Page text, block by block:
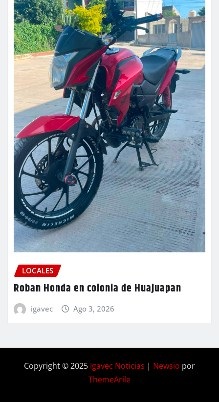
LOCALES
Roban Honda en colonia de Huajuapan
igavec Ago 3, 2026
Copyright © 2025 Igavec Noticias | Newsio por
ThemeArile